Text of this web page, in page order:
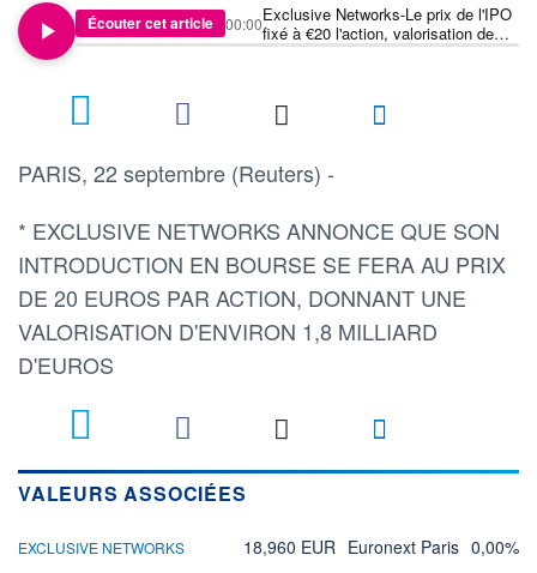
Écouter cet article
Exclusive Networks-Le prix de l'IPO
fixé à €20 l'action, valorisation de
€1,8 mld
00:00
PARIS, 22 septembre (Reuters) -
* EXCLUSIVE NETWORKS ANNONCE QUE SON
INTRODUCTION EN BOURSE SE FERA AU PRIX
DE 20 EUROS PAR ACTION, DONNANT UNE
VALORISATION D'ENVIRON 1,8 MILLIARD
D'EUROS
VALEURS ASSOCIÉES
EXCLUSIVE NETWORKS 18,960 EUR Euronext Paris 0,00%